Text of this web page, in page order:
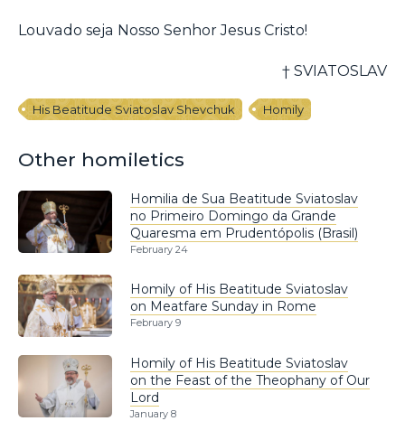
Louvado seja Nosso Senhor Jesus Cristo!
† SVIATOSLAV
His Beatitude Sviatoslav Shevchuk Homily
Other homiletics
Homilia de Sua Beatitude Sviatoslav
no Primeiro Domingo da Grande
Quaresma em Prudentópolis (Brasil)
February 24
Homily of His Beatitude Sviatoslav
on Meatfare Sunday in Rome
February 9
Homily of His Beatitude Sviatoslav
on the Feast of the Theophany of Our
Lord
January 8